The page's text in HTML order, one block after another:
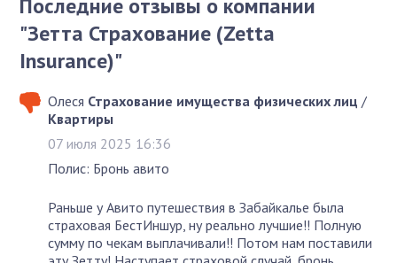
Последние отзывы о компании
"Зетта Страхование (Zetta
Insurance)"
Олеся Страхование имущества физических лиц /
Квартиры
07 июля 2025 16:36
Полис: Бронь авито
Раньше у Авито путешествия в Забайкалье была
страховая БестИншур, ну реально лучшие!! Полную
сумму по чекам выплачивали!! Потом нам поставили